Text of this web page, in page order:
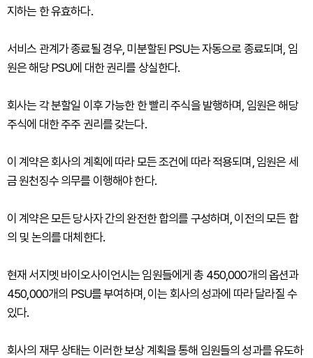
지하는 한 유효하다.
서비스 관계가 종료될 경우, 미분할된 PSU는 자동으로 종료되며, 임
원은 해당 PSU에 대한 권리를 상실한다.
회사는 각 분할일 이후 가능한 한 빨리 주식을 발행하며, 임원은 해당
주식에 대한 주주 권리를 갖는다.
이 계약은 회사의 계획에 따라 모든 조건에 따라 적용되며, 임원은 세
금 원천징수 의무를 이행해야 한다.
이 계약은 모든 당사자 간의 완전한 합의를 구성하며, 이전의 모든 합
의 및 논의를 대체한다.
현재 서지멧 바이오사이언시는 임원들에게 총 450,000개의 옵션과
450,000개의 PSU를 부여하며, 이는 회사의 성과에 따라 달라질 수
있다.
회사의 재무 상태는 이러한 보상 계획을 통해 임원들의 성과를 유도하